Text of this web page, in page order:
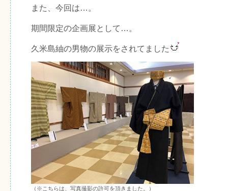
また、今回は…。
期間限定の企画展として…。
久米島紬の男物の展示をされてました
（※こちらは、写真撮影の許可を頂きました。）